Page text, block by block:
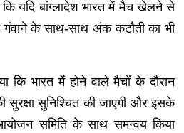
यदि बांग्लादेश भारत में मैच खेलने से
के साथ-साथ अंक कटौती का भी
कि भारत में होने वाले मैचों के दौरान
सुरक्षा सुनिश्चित की जाएगी और इसके
समिति के साथ समन्वय किया